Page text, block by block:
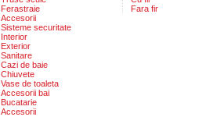
Ferastraie
Accesorii
Sisteme securitate
Interior
Exterior
Sanitare
Cazi de baie
Chiuvete
Vase de toaleta
Accesorii bai
Bucatarie
Accesorii
Fara fir